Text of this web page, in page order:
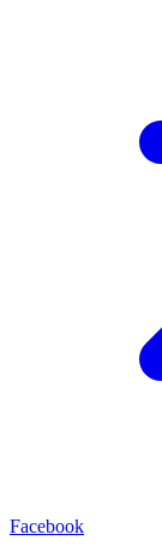
Facebook